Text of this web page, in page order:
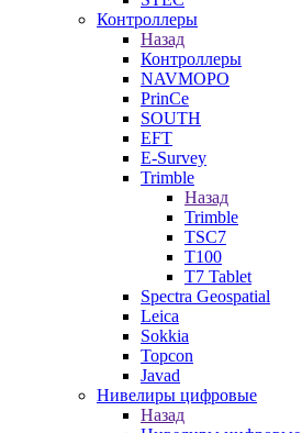
Контроллеры
Назад
Контроллеры
NAVMOPO
PrinCe
SOUTH
EFT
E-Survey
Trimble
Назад
Trimble
TSC7
T100
T7 Tablet
Spectra Geospatial
Leica
Sokkia
Topcon
Javad
Нивелиры цифровые
Назад